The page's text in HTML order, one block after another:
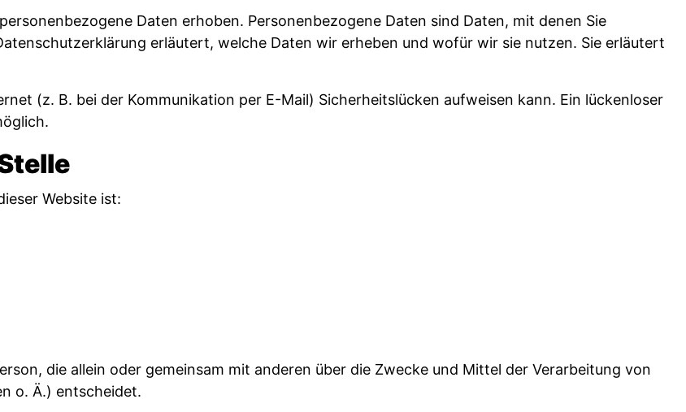
Daten erhoben. Personenbezogene Daten sind Daten, mit denen Sie
erläutert, welche Daten wir erheben und wofür wir sie nutzen. Sie erläutert
(z. B. bei der Kommunikation per E-Mail) Sicherheitslücken aufweisen kann. Ein lückenloser
Website ist:
die allein oder gemeinsam mit anderen über die Zwecke und Mittel der Verarbeitung von
o. Ä.) entscheidet.